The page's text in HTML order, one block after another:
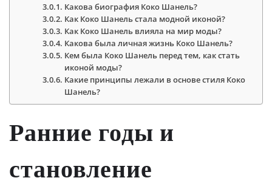
Какова биография Коко Шанель?
Как Коко Шанель стала модной иконой?
Как Коко Шанель влияла на мир моды?
Какова была личная жизнь Коко Шанель?
Кем была Коко Шанель перед тем, как стать
иконой моды?
Какие принципы лежали в основе стиля Коко
Шанель?
Ранние годы и
становление